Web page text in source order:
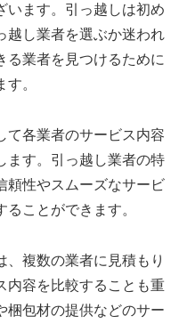
います。引っ越しは初め
越し業者を選ぶか迷われ
る業者を見つけるために
。
て各業者のサービス内容
ます。引っ越し業者の特
頼性やスムーズなサービ
ことができます。
、複数の業者に見積もり
内容を比較することも重
梱包材の提供などのサー